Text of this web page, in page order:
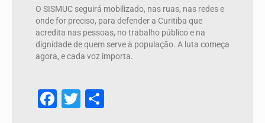
O SISMUC seguirá mobilizado, nas ruas, nas redes e
onde for preciso, para defender a Curitiba que
acredita nas pessoas, no trabalho público e na
dignidade de quem serve à população. A luta começa
agora, e cada voz importa.
Facebook
Twitter